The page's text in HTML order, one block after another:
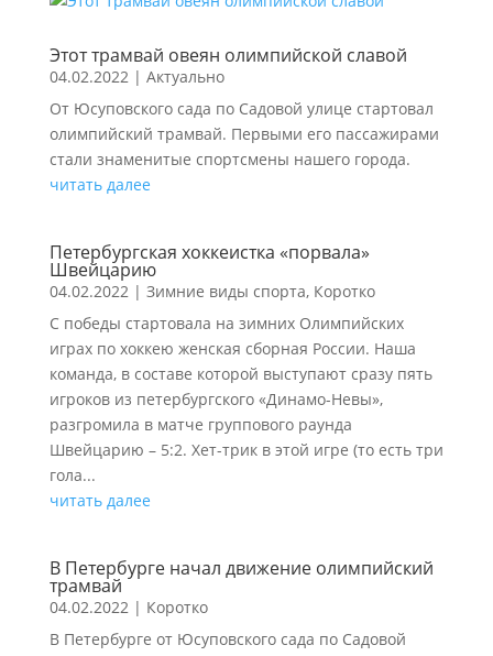
Этот трамвай овеян олимпийской славой
04.02.2022| Актуально
От Юсуповского сада по Садовой улице стартовал
олимпийский трамвай. Первыми его пассажирами
стали знаменитые спортсмены нашего города.
читать далее
Петербургская хоккеистка «порвала»
Швейцарию
04.02.2022| Зимние виды спорта, Коротко
С победы стартовала на зимних Олимпийских
играх по хоккею женская сборная России. Наша
команда, в составе которой выступают сразу пять
игроков из петербургского «Динамо-Невы»,
разгромила в матче группового раунда
Швейцарию – 5:2. Хет-трик в этой игре (то есть три
гола...
читать далее
В Петербурге начал движение олимпийский
трамвай
04.02.2022| Коротко
В Петербурге от Юсуповского сада по Садовой